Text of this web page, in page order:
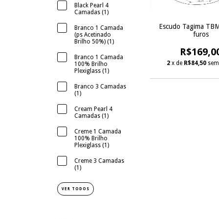
Black Pearl 4
Camadas (1)
Branco 1 Camada
(ps Acetinado
Brilho 50%) (1)
Branco 1 Camada
100% Brilho
Plexiglass (1)
Branco 3 Camadas
(1)
Cream Pearl 4
Camadas (1)
Creme 1 Camada
100% Brilho
Plexiglass (1)
Creme 3 Camadas
(1)
VER TODOS
Escudo Tagima
furos
2 x de R$84,50